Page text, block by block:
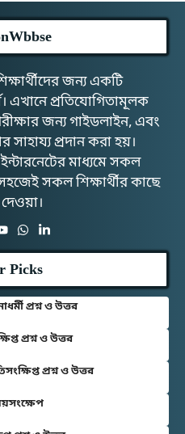
জন্য একটি
এখানে প্রতিযোগিতামূলক
জন্য গাইডলাইন, এবং
সাহায্য প্রদান করা হয়।
মাধ্যমে সকল
সকল শিক্ষার্থীর কাছে
Picks
প্রশ্ন ও উত্তর
প্রশ্ন ও উত্তর
প্রশ্ন ও উত্তর